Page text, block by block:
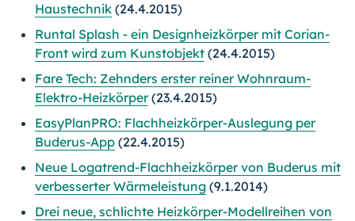
Haustechnik (24.4.2015)
Runtal Splash - ein Designheizkörper mit Corian-
Front wird zum Kunstobjekt (24.4.2015)
Fare Tech: Zehnders erster reiner Wohnraum-
Elektro-Heizkörper(23.4.2015)
EasyPlanPRO: Flachheizkörper-Auslegung per
Buderus-App (22.4.2015)
Neue Logatrend-Flachheizkörper von Buderus mit
verbesserter Wärmeleistung (9.1.2014)
Drei neue, schlichte Heizkörper-Modellreihen von